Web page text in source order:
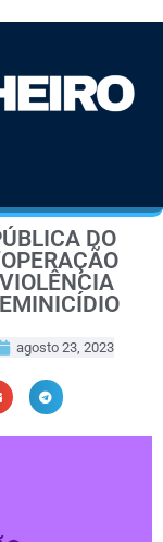
DO
agosto 23, 2023